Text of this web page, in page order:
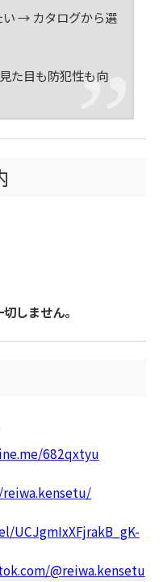
い → カタログから選
た目も防犯性も向
しません。
682qxtyu
UCJgmIxXFjrakB_gK-
@reiwa.kensetu